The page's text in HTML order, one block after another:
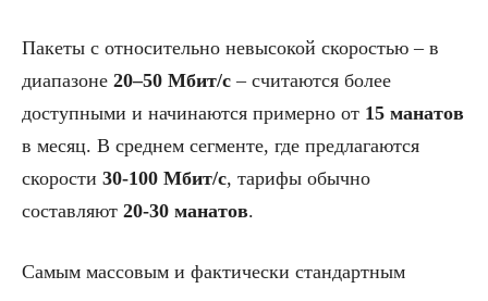
Пакеты с относительно невысокой скоростью – в
диапазоне 20–50 Мбит/с – считаются более
доступными и начинаются примерно от 15 манатов
в месяц. В среднем сегменте, где предлагаются
скорости 30-100 Мбит/с, тарифы обычно
составляют 20-30 манатов.
Самым массовым и фактически стандартным